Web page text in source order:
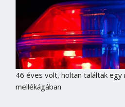
46 éves volt, holtan találtak egy
mellékágában